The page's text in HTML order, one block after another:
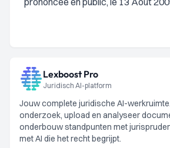
Lexboost Pro
Juridisch AI-platform
Jouw complete juridische AI-
onderzoek, upload en analyseer
onderbouw standpunten met
met AI die het recht begrijpt.